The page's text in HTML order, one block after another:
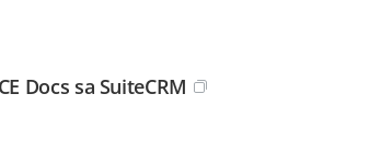
Docs sa SuiteCRM